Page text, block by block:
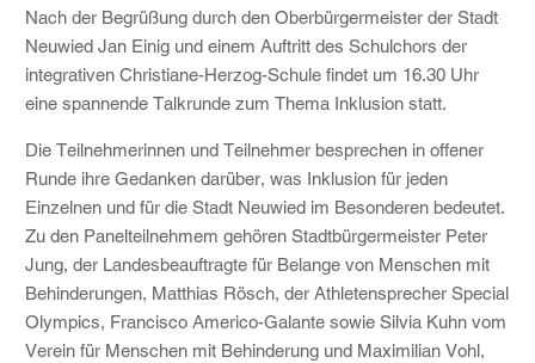
Nach der Begrüßung durch den Oberbürgermeister der Stadt
Neuwied Jan Einig und einem Auftritt des Schulchors der
integrativen Christiane-Herzog-Schule findet um 16.30 Uhr
eine spannende Talkrunde zum Thema Inklusion statt.
Die Teilnehmerinnen und Teilnehmer besprechen in offener
Runde ihre Gedanken darüber, was Inklusion für jeden
Einzelnen und für die Stadt Neuwied im Besonderen bedeutet.
Zu den Panelteilnehmem gehören Stadtbürgermeister Peter
Jung, der Landesbeauftragte für Belange von Menschen mit
Behinderungen, Matthias Rösch, der Athletensprecher Special
Olympics, Francisco Americo-Galante sowie Silvia Kuhn vom
Verein für Menschen mit Behinderung und Maximilian Vohl,